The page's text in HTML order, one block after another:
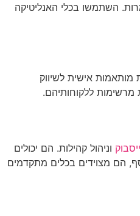
השתמשו בכלי האנליטיקה
אישית לשיווק
מרשימות ללקוחותיהם.
וניהול קהילות. הם יכולים
הם מצוידים בכלים מתקדמים